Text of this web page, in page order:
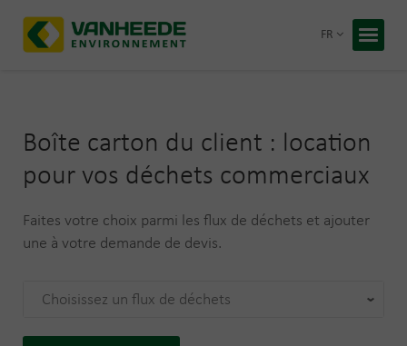
Notre
Blog
Retour
FR
Boîte carton du client : location
pour vos déchets commerciaux
Faites votre choix parmi les flux de déchets et ajouter
une à votre demande de devis.
Choisissez un flux de déchets